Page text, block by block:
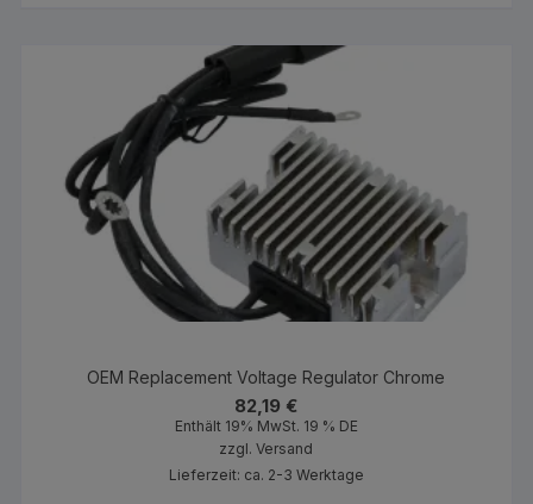
OEM Replacement Voltage Regulator Chrome
82,19 €
Enthält 19% MwSt. 19 % DE
zzgl.Versand
Lieferzeit: ca. 2-3 Werktage